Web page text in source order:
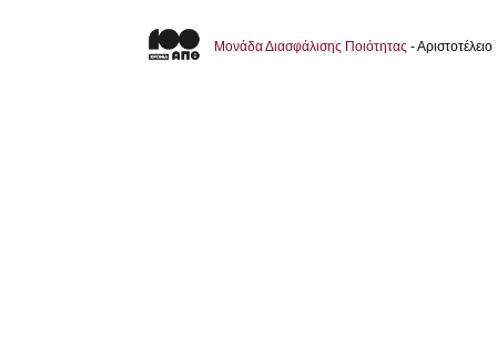
Μονάδα Διασφάλισης Ποιότητας -